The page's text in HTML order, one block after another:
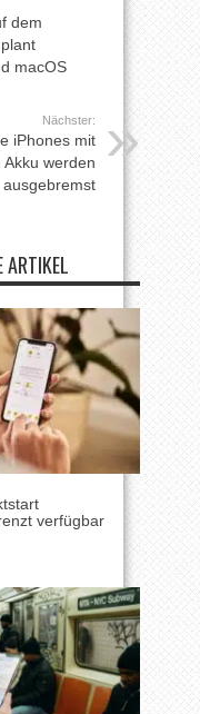
dem
macOS
Nächster:
iPhones mit
werden
ausgebremst
ARTIKEL
verfügbar